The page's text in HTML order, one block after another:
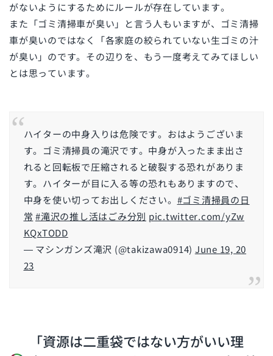
がないようにするためにルールが存在しています。
また「ゴミ清掃車が臭い」と言う人もいますが、ゴミ清掃
車が臭いのではなく「各家庭の絞られていない生ゴミの汁
が臭い」のです。その辺りを、もう一度考えてみてほしい
とは思っています。
ハイターの中身入りは危険です。おはようございま
す。ゴミ清掃員の滝沢です。中身が入ったまま出さ
れると回転板で圧縮されると破裂する恐れがありま
す。ハイターが目に入る等の恐れもありますので、
中身を使い切ってお出しください。 #ゴミ清掃員の日
常 #滝沢の推し活はごみ分別 pic.twitter.com/yZw
KQxTODD
— マシンガンズ滝沢 (@takizawa0914) June 19, 20
23
「資源は二重袋ではない方がいい理